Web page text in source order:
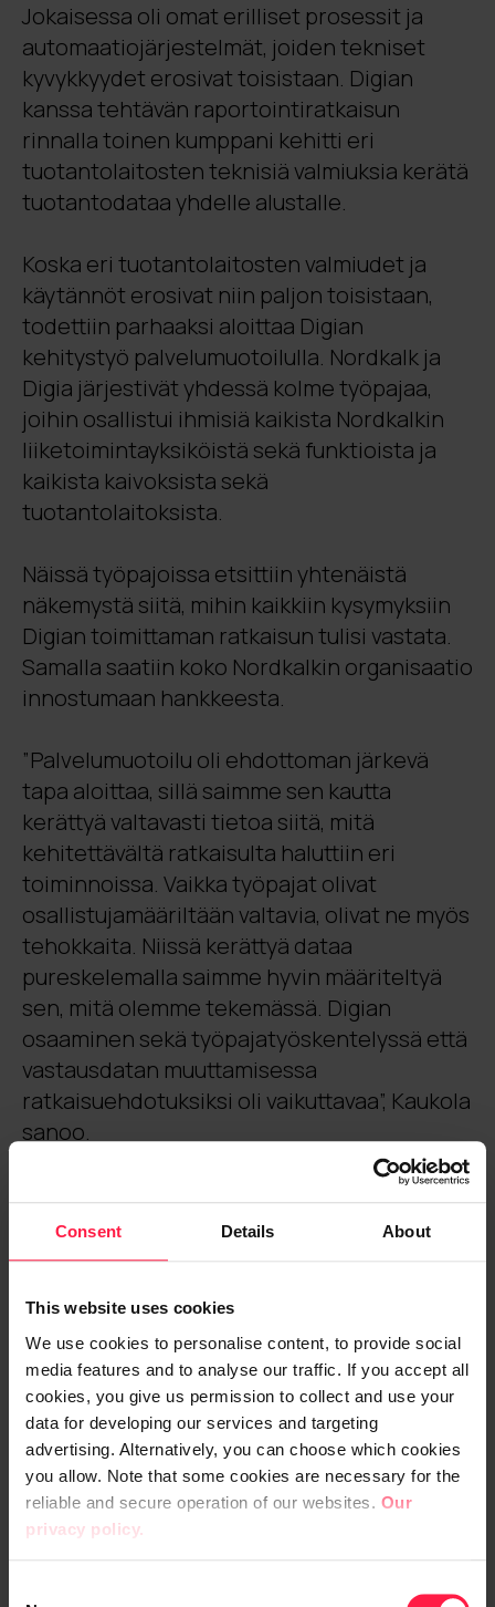
Consent Details About
This website uses cookies
We use cookies to personalise content, to provide social
media features and to analyse our traffic. If you accept all
cookies, you give us permission to collect and use your
data for developing our services and targeting
advertising. Alternatively, you can choose which cookies
you allow. Note that some cookies are necessary for the
reliable and secure operation of our websites. Our
privacy policy.
Jokaisessa oli omat erilliset prosessit ja
automaatiojärjestelmät, joiden tekniset
kyvykkyydet erosivat toisistaan. Digian
kanssa tehtävän raportointiratkaisun
rinnalla toinen kumppani kehitti eri
tuotantolaitosten teknisiä valmiuksia kerätä
tuotantodataa yhdelle alustalle.
Koska eri tuotantolaitosten valmiudet ja
käytännöt erosivat niin paljon toisistaan,
todettiin parhaaksi aloittaa Digian
kehitystyö palvelumuotoilulla. Nordkalk ja
Digia järjestivät yhdessä kolme työpajaa,
joihin osallistui ihmisiä kaikista Nordkalkin
liiketoimintayksiköistä sekä funktioista ja
kaikista kaivoksista sekä
tuotantolaitoksista.
Näissä työpajoissa etsittiin yhtenäistä
näkemystä siitä, mihin kaikkiin kysymyksiin
Digian toimittaman ratkaisun tulisi vastata.
Samalla saatiin koko Nordkalkin organisaatio
innostumaan hankkeesta.
”Palvelumuotoilu oli ehdottoman järkevä
tapa aloittaa, sillä saimme sen kautta
kerättyä valtavasti tietoa siitä, mitä
kehitettävältä ratkaisulta haluttiin eri
toiminnoissa. Vaikka työpajat olivat
osallistujamääriltään valtavia, olivat ne myös
tehokkaita. Niissä kerättyä dataa
pureskelemalla saimme hyvin määriteltyä
sen, mitä olemme tekemässä. Digian
osaaminen sekä työpajatyöskentelyssä että
vastausdatan muuttamisessa
ratkaisuehdotuksiksi oli vaikuttavaa”, Kaukola
sanoo.
Ratkaisu kehitettiin ketteriä
työskentelytapoja noudattaen
Ratkaisu toteutettiin ketterää Scrum-
viitekehystä noudattaen. Kaukola toimi
yhteistyössä Nordkalkin teknisenä
tuoteomistajana, jonka lisäksi hankkeessa
oli erillinen projektipäällikkö, joka toimi
käyttäjien ja muiden sidosryhmien
edustajana.